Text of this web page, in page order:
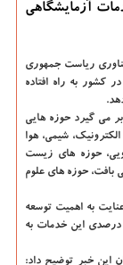
تخفیف ۲۰ درصدی خدمات آزمایشگاهی
ریاست جمهوری
كشور به راه افتاده
می گیرد حوزه هایی
شیمی، هوا
حوزه های زیست
بافت، حوزه های علوم
به اهمیت توسعه
فناوری های فضایی در كشور مبادرت به عرضه تخفیف ۲۰ درصدی این خدمات به
این خبر توضیح داد: